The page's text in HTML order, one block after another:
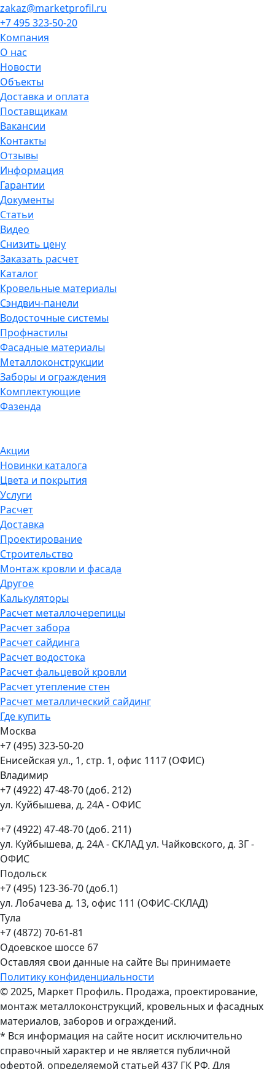
zakaz@marketprofil.ru
+7 495 323-50-20
Компания
О нас
Новости
Объекты
Доставка и оплата
Поставщикам
Вакансии
Контакты
Отзывы
Информация
Гарантии
Документы
Статьи
Видео
Снизить цену
Заказать расчет
Каталог
Кровельные материалы
Сэндвич-панели
Водосточные системы
Профнастилы
Фасадные материалы
Металлоконструкции
Заборы и ограждения
Комплектующие
Фазенда
Акции
Новинки каталога
Цвета и покрытия
Услуги
Расчет
Доставка
Проектирование
Строительство
Монтаж кровли и фасада
Другое
Калькуляторы
Расчет металлочерепицы
Расчет забора
Расчет сайдинга
Расчет водостока
Расчет фальцевой кровли
Расчет утепление стен
Расчет металлический сайдинг
Где купить
Москва
+7 (495) 323-50-20
Енисейская ул., 1, стр. 1, офис 1117 (ОФИС)
Владимир
+7 (4922) 47-48-70 (доб. 212)
ул. Куйбышева, д. 24А - ОФИС
+7 (4922) 47-48-70 (доб. 211)
ул. Куйбышева, д. 24А - СКЛАД ул. Чайковского, д. 3Г -
ОФИС
Подольск
+7 (495) 123-36-70 (доб.1)
ул. Лобачева д. 13, офис 111 (ОФИС-СКЛАД)
Тула
+7 (4872) 70-61-81
Одоевское шоссе 67
Оставляя свои данные на сайте Вы принимаете
Политику конфиденциальности
© 2025, Маркет Профиль. Продажа, проектирование,
монтаж металлоконструкций, кровельных и фасадных
материалов, заборов и ограждений.
* Вся информация на сайте носит исключительно
справочный характер и не является публичной
офертой, определяемой статьей 437 ГК РФ. Для